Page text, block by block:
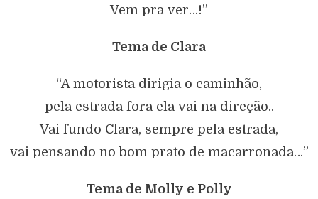
Vem pra ver…!”
Tema de Clara
“A motorista dirigia o caminhão,
pela estrada fora ela vai na direção..
Vai fundo Clara, sempre pela estrada,
vai pensando no bom prato de macarronada…”
Tema de Molly e Polly